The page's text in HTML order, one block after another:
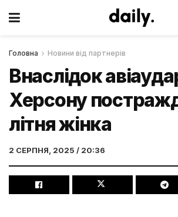
Головна Новини від партнерів
Внаслідок
Херсону
літня жінка
2 СЕРПНЯ, 2025 / 20:36